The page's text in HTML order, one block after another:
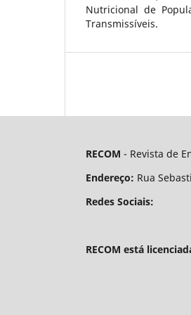
Nutricional de
Transmissíveis.
RECOM - Revista de
Endereço: Rua
Redes Sociais:
RECOM está